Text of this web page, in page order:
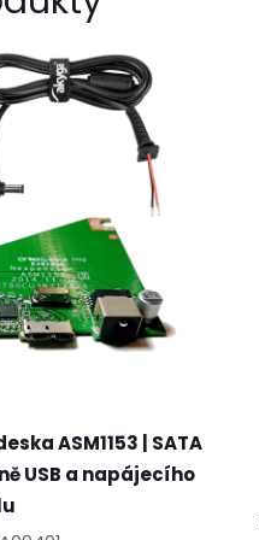
ASM1153 | SATA
USB a napájecího